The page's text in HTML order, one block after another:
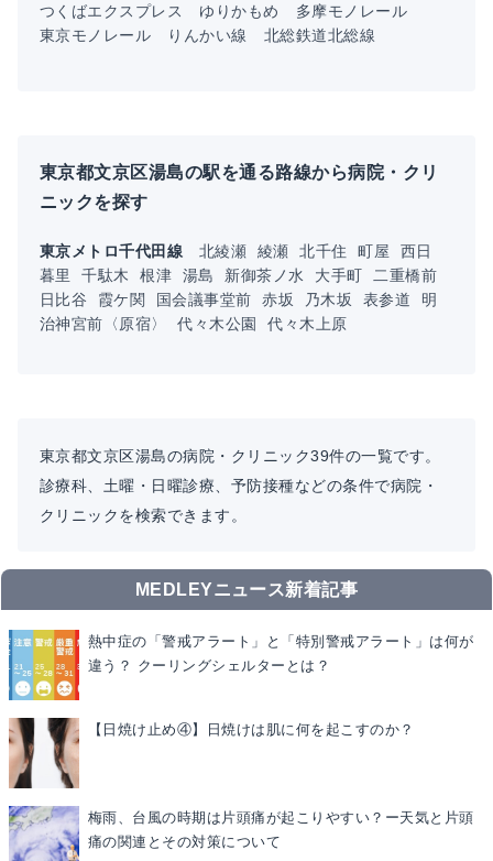
つくばエクスプレス
ゆりかもめ
多摩モノレール
東京モノレール
りんかい線 北総鉄道北総線
東京都文京区湯島の駅を通る路線から病院・クリ
ニックを探す
東京メトロ千代田線 北綾瀬 綾瀬 北千住 町屋
西日
暮里
千駄木 根津 湯島 新御茶ノ水 大手町
二重橋前
日比谷
霞ケ関 国会議事堂前 赤坂 乃木坂 表参道
明
治神宮前〈原宿〉
代々木公園 代々木上原
東京都文京区湯島の病院・クリニック39件の一覧です。
診療科、土曜・日曜診療、予防接種などの条件で病院・
クリニックを検索できます。
MEDLEYニュース新着記事
熱中症の「警戒アラート」と「特別警戒アラート」は何が
違う？ クーリングシェルターとは？
【日焼け止め④】日焼けは肌に何を起こすのか？
梅雨、台風の時期は片頭痛が起こりやすい？ー天気と片頭
痛の関連とその対策について